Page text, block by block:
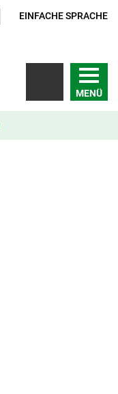
EINFACHE SPRACHE
MENÜ